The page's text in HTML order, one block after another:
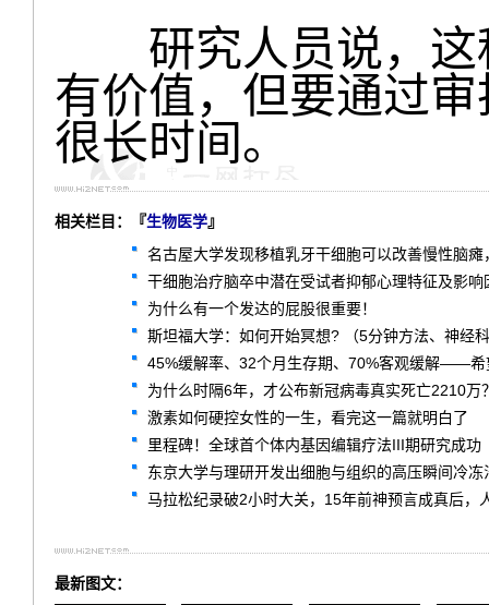
研究人员说，这
有价值，但要通过
很长时间。
相关栏目：『生物医学』
名古屋大学发现移植乳牙干细胞可以改善慢性脑
干细胞治疗脑卒中潜在受试者抑郁心理特征及影
为什么有一个发达的屁股很重要！
斯坦福大学：如何开始冥想? （5分钟方法、神经
45%缓解率、32个月生存期、70%客观缓解——希
为什么时隔6年，才公布新冠病毒真实死亡2210万
激素如何硬控女性的一生，看完这一篇就明白了
里程碑！全球首个体内基因编辑疗法III期研究成功
东京大学与理研开发出细胞与组织的高压瞬间冷
马拉松纪录破2小时大关，15年前神预言成真后，
最新图文：